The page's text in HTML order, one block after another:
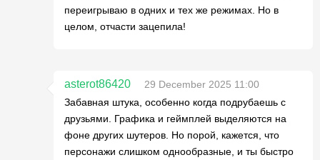
переигрываю в одних и тех же режимах. Но в
целом, отчасти зацепила!
asterot86420
29 December 2025 11:00
Забавная штука, особенно когда подрубаешь с
друзьями. Графика и геймплей выделяются на
фоне других шутеров. Но порой, кажется, что
персонажи слишком однообразные, и ты быстро